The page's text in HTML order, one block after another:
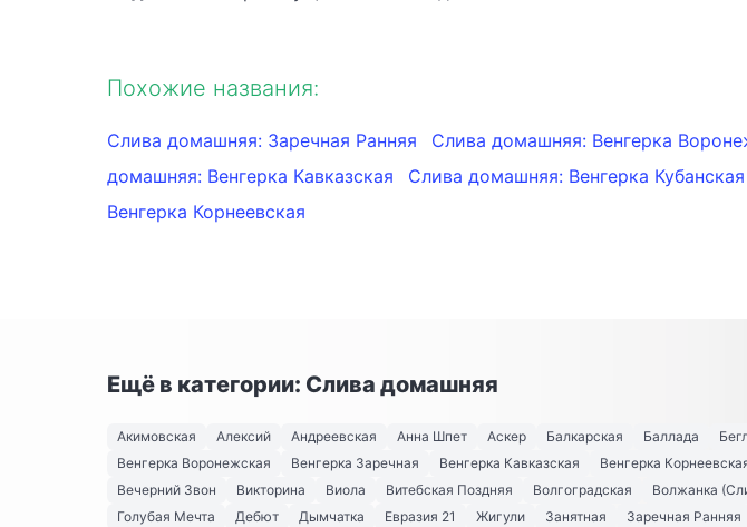
Похожие названия:
Слива домашняя: Заречная Ранняя Слива домашняя: Венгерка
домашняя: Венгерка Кавказская
Слива домашняя: Венгерка Кубанская
Венгерка Корнеевская
Ещё в категории: Слива домашняя
Акимовская Алексий Андреевская Анна Шпет Аскер Балкарская Баллада
Венгерка Воронежская
Венгерка Заречная Венгерка Кавказская Венгерка
Вечерний Звон
Викторина Виола Витебская Поздняя Волгоградская Волжанка
Голубая Мечта
Дебют Дымчатка Евразия 21 Жигули Занятная Заречная Ранняя